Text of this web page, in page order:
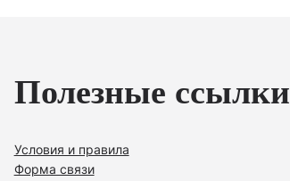
Полезные ссылки
Условия и правила
Форма связи